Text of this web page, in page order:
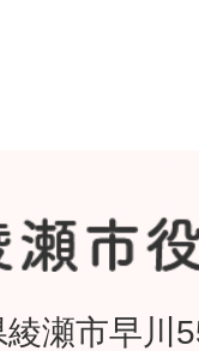
瀬市早川